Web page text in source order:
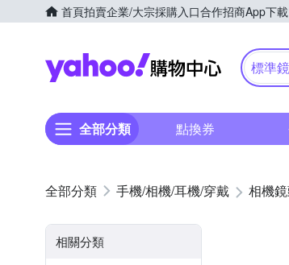
首頁拍賣企業/大宗採購入口合作招商App下載
Yahoo購
標準
全部分類 點換券
手機/相機/耳機/穿戴 相機
相關分類